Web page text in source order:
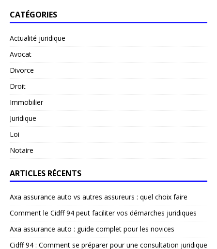
CATÉGORIES
Actualité juridique
Avocat
Divorce
Droit
Immobilier
Juridique
Loi
Notaire
ARTICLES RÉCENTS
Axa assurance auto vs autres assureurs : quel choix faire
Comment le Cidff 94 peut faciliter vos démarches juridiques
Axa assurance auto : guide complet pour les novices
Cidff 94 : Comment se préparer pour une consultation juridique